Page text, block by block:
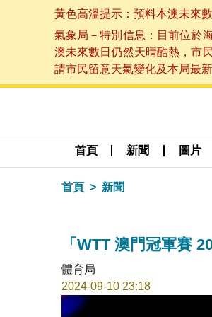
黃色高溫提示：預料本澳未來
氣象局－特別信息：目前位於
澳未來數日仍然天晴酷熱，市
請市民留意天氣變化及本局最
首頁 新聞 圖片
首頁 新聞
「WTT 澳門冠軍賽
體育局
2024-09-10 23:18